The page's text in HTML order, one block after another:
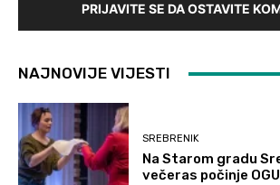
PRIJAVITE SE DA OSTAVITE
NAJNOVIJE VIJESTI
SREBRENIK
Na Starom gradu
večeras počinje